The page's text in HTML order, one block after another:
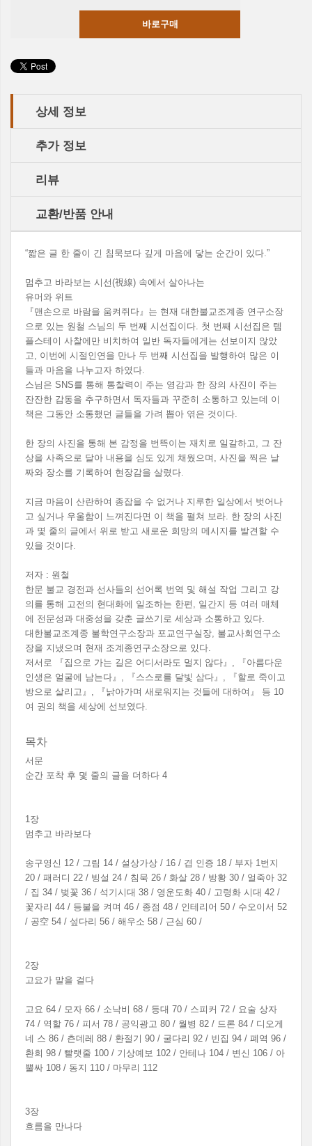
바로구매
상세 정보
추가 정보
리뷰
교환/반품 안내
“짧은 글 한 줄이 긴 침묵보다 깊게 마음에 닿는 순간이 있다.”
멈추고 바라보는 시선(視線) 속에서 살아나는
유머와 위트
『맨손으로 바람을 움켜쥐다』는 현재 대한불교조계종 연구소장
으로 있는 원철 스님의 두 번째 시선집이다. 첫 번째 시선집은 템
플스테이 사찰에만 비치하여 일반 독자들에게는 선보이지 않았
고, 이번에 시절인연을 만나 두 번째 시선집을 발행하여 많은 이
들과 마음을 나누고자 하였다.
스님은 SNS를 통해 통찰력이 주는 영감과 한 장의 사진이 주는
잔잔한 감동을 추구하면서 독자들과 꾸준히 소통하고 있는데 이
책은 그동안 소통했던 글들을 가려 뽑아 엮은 것이다.
한 장의 사진을 통해 본 감정을 번뜩이는 재치로 일갈하고, 그 잔
상을 사족으로 달아 내용을 심도 있게 채웠으며, 사진을 찍은 날
짜와 장소를 기록하여 현장감을 살렸다.
지금 마음이 산란하여 종잡을 수 없거나 지루한 일상에서 벗어나
고 싶거나 우울함이 느껴진다면 이 책을 펼쳐 보라. 한 장의 사진
과 몇 줄의 글에서 위로 받고 새로운 희망의 메시지를 발견할 수
있을 것이다.
저자 : 원철
한문 불교 경전과 선사들의 선어록 번역 및 해설 작업 그리고 강
의를 통해 고전의 현대화에 일조하는 한편, 일간지 등 여러 매체
에 전문성과 대중성을 갖춘 글쓰기로 세상과 소통하고 있다.
대한불교조계종 불학연구소장과 포교연구실장, 불교사회연구소
장을 지냈으며 현재 조계종연구소장으로 있다.
저서로 『집으로 가는 길은 어디서라도 멀지 않다』, 『아름다운
인생은 얼굴에 남는다』, 『스스로를 달빛 삼다』, 『할로 죽이고
방으로 살리고』, 『낡아가며 새로워지는 것들에 대하여』 등 10
여 권의 책을 세상에 선보였다.
목차
서문
순간 포착 후 몇 줄의 글을 더하다 4
1장
멈추고 바라보다
송구영신 12 / 그림 14 / 설상가상 / 16 / 겹 인증 18 / 부자 1번지
20 / 패러디 22 / 빙설 24 / 침묵 26 / 화살 28 / 방황 30 / 얼죽아 32
/ 집 34 / 벚꽃 36 / 석기시대 38 / 영운도화 40 / 고령화 시대 42 /
꽃자리 44 / 등불을 켜며 46 / 종점 48 / 인테리어 50 / 수오이서 52
/ 공空 54 / 섶다리 56 / 해우소 58 / 근심 60 /
2장
고요가 말을 걸다
고요 64 / 모자 66 / 소낙비 68 / 등대 70 / 스피커 72 / 요술 상자
74 / 역할 76 / 피서 78 / 공익광고 80 / 월병 82 / 드론 84 / 디오게
네 스 86 / 츤데레 88 / 환절기 90 / 굴다리 92 / 빈집 94 / 폐역 96 /
환희 98 / 빨랫줄 100 / 기상예보 102 / 안테나 104 / 변신 106 / 아
뿔싸 108 / 동지 110 / 마무리 112
3장
흐름을 만나다